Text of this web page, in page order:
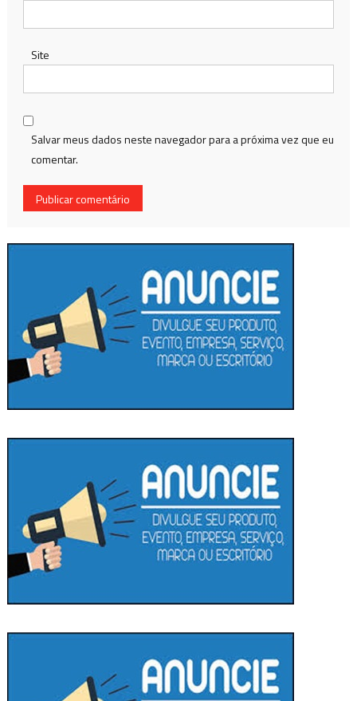
Site
Salvar meus dados neste navegador para a próxima vez que eu
comentar.